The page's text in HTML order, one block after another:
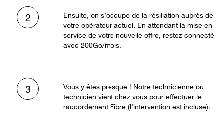
2
Ensuite, on s’occupe de la résiliation auprès de
votre opérateur actuel. En attendant la mise en
service de votre nouvelle offre, restez connecté
avec 200Go/mois.
3
Vous y êtes presque ! Notre technicienne ou
technicien vient chez vous pour effectuer le
raccordement Fibre (l’intervention est incluse).